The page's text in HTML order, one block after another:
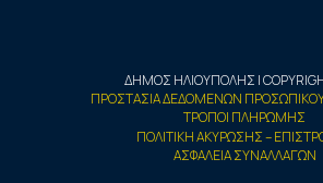
ΔΗΜΟΣ ΗΛΙΟΥΠΟΛΗΣ |
ΠΡΟΣΤΑΣΙΑ ΔΕΔΟΜΕΝΩΝ
ΤΡΟΠΟΙ ΠΛΗΡΩΜΗΣ
ΠΟΛΙΤΙΚΗ ΑΚΥΡΩΣΗΣ –
ΑΣΦΑΛΕΙΑ ΣΥΝΑΛΛΑΓΩΝ